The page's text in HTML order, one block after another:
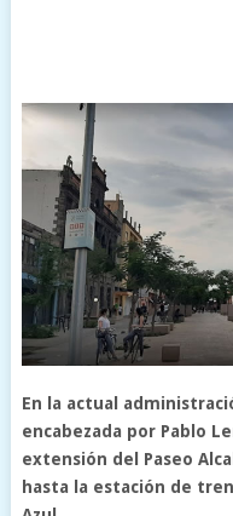
En la actual
encabezada por Pablo
extensión del Paseo
hasta la estación de